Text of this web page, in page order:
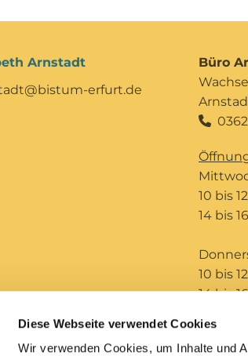
Diese Webseite verwendet Cookies
Wir verwenden Cookies, um Inhalte und
Arnstadt
erfurt.de
Büro

10 bis
14 bis
10 bis
14 bis
Caritas Erfurt